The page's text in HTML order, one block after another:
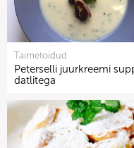
Taimetoidud
Peterselli juurkreemi
datlitega